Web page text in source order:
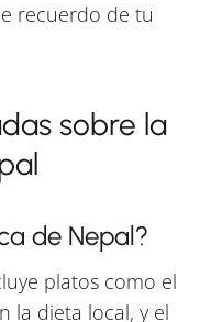
recuerdo de tu
sobre la
de Nepal?
platos como el
la dieta local, y el